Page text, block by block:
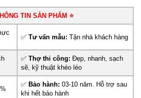
TIN SẢN PHẨM ⭐
✅Tư vấn mẫu: Tận nhà khách hàng
✅Thợ thi công: Đẹp, nhanh, sạch
sẽ, kỹ thuật khéo léo
✅ Bảo hành: 03-10 năm. Hỗ trợ sau
khi hết bảo hành